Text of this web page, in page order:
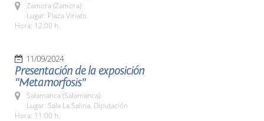
Zamora (Zamora)
Lugar: Plaza Viriato
Hora: 12:00 h.
11/09/2024
Presentación de la exposición
"Metamorfosis"
Salamanca (Salamanca)
Lugar: Sala La Salina. Diputación
Hora: 11:00 h.